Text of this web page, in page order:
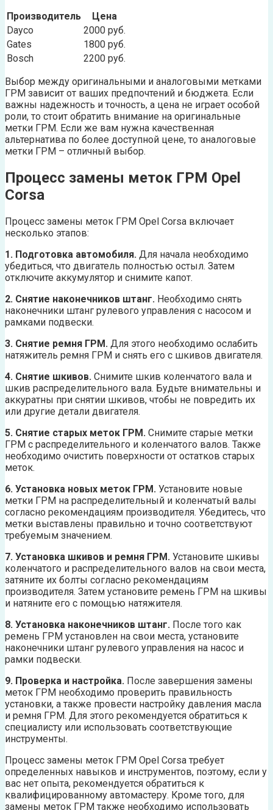
Производитель
Цена
Dayco
2000 руб.
Gates
1800 руб.
Bosch
2200 руб.
Выбор между оригинальными и аналоговыми метками
ГРМ зависит от ваших предпочтений и бюджета. Если
важны надежность и точность, а цена не играет особой
роли, то стоит обратить внимание на оригинальные
метки ГРМ. Если же вам нужна качественная
альтернатива по более доступной цене, то аналоговые
метки ГРМ – отличный выбор.
Процесс замены меток ГРМ Opel
Corsa
Процесс замены меток ГРМ Opel Corsa включает
несколько этапов:
1. Подготовка автомобиля. Для начала необходимо
убедиться, что двигатель полностью остыл. Затем
отключите аккумулятор и снимите капот.
2. Снятие наконечников штанг. Необходимо снять
наконечники штанг рулевого управления с насосом и
рамками подвески.
3. Снятие ремня ГРМ. Для этого необходимо ослабить
натяжитель ремня ГРМ и снять его с шкивов двигателя.
4. Снятие шкивов. Снимите шкив коленчатого вала и
шкив распределительного вала. Будьте внимательны и
аккуратны при снятии шкивов, чтобы не повредить их
или другие детали двигателя.
5. Снятие старых меток ГРМ. Снимите старые метки
ГРМ с распределительного и коленчатого валов. Также
необходимо очистить поверхности от остатков старых
меток.
6. Установка новых меток ГРМ. Установите новые
метки ГРМ на распределительный и коленчатый валы
согласно рекомендациям производителя. Убедитесь, что
метки выставлены правильно и точно соответствуют
требуемым значением.
7. Установка шкивов и ремня ГРМ. Установите шкивы
коленчатого и распределительного валов на свои места,
затяните их болты согласно рекомендациям
производителя. Затем установите ремень ГРМ на шкивы
и натяните его с помощью натяжителя.
8. Установка наконечников штанг. После того как
ремень ГРМ установлен на свои места, установите
наконечники штанг рулевого управления на насос и
рамки подвески.
9. Проверка и настройка. После завершения замены
меток ГРМ необходимо проверить правильность
установки, а также провести настройку давления масла
и ремня ГРМ. Для этого рекомендуется обратиться к
специалисту или использовать соответствующие
инструменты.
Процесс замены меток ГРМ Opel Corsa требует
определенных навыков и инструментов, поэтому, если у
вас нет опыта, рекомендуется обратиться к
квалифицированному автомастеру. Кроме того, для
замены меток ГРМ также необходимо использовать